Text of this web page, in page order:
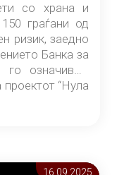
со храна и
граѓани од
ризик, заедно
Банка за
означивме
проектот “Нула
16.09 2025